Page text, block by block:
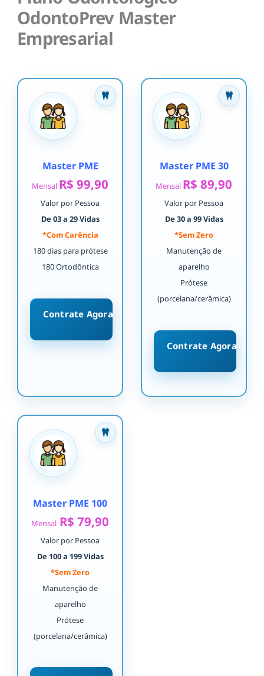
OdontoPrev Master
Empresarial
Master PME
Mensal R$ 99,90
Valor por Pessoa
De 03 a 29 Vidas
*Com Carência
180 dias para prótese
180 Ortodôntica
Contrate Agora
Master PME 30
Mensal R$ 89,90
Valor por Pessoa
De 30 a 99 Vidas
*Sem Zero
Manutenção de
aparelho
Prótese
(porcelana/cerâmica)
Contrate Agora
Master PME 100
Mensal R$ 79,90
Valor por Pessoa
De 100 a 199 Vidas
*Sem Zero
Manutenção de
aparelho
Prótese
(porcelana/cerâmica)